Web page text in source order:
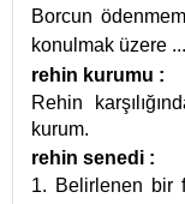
Borcun
konulmak üzere ...
rehin kurumu :
Rehin
kurum.
rehin senedi :
1. Belirlenen bir